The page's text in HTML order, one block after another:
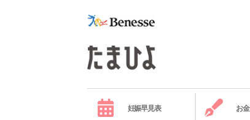
妊娠早見表 お